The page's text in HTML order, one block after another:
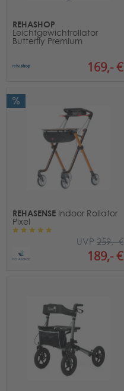
REHASHOP
Leichtgewichtrollator
Butterfly Premium
169,- €
REHASENSE Indoor Rollator
Pixel
189,- €
UVP 259,- €